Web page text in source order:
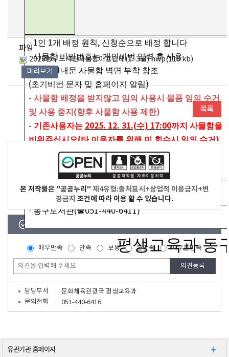
· 1인 1개 배정 원칙, 신청순으로 배정 합니다
·사물함 비밀번호는 개인비번 입력 후 사용
-사용 안내문 사물함 벽면 부착 참조
(초기비번 문자 및 홈페이지 알림)
- 사물함 배정을 받지않고 임의 사용시 물품 임의 수거
및 사용 중지 (향후 사물함 사용 제한)
- 기존사용자는 2025. 12. 31.(수) 17:00까지 사물함을
비워주십시오(타 이용자를 위해 미 회수시 임의 수거)
미 회수시1회 사용불가(3개월)
문 의
·동구도서관(☎051-440-6411)
평생교육과 동
파일
2026동구도서관사물함이용안내(1~3월).hwp(118 kb)
미리보기
본 저작물은 "공공누리" 제4유형:출처표시+상업적 이용금지+변
경금지 조건에 따라 이용 할 수 있습니다.
매우만족 만족 보통 불만족 매우불만족
담당부서
문화체육관광국 평생교육과
문의전화
051-440-6416
유관기관 홈페이지